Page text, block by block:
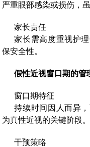
严重眼部感染或损伤，
家长责任
家长需高度重视护
保安全性。
假性近视窗口期的管
窗口期特征
持续时间因人而异
为真性近视的关键阶段。
干预策略